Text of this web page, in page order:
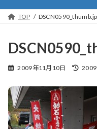
TOP
2009年11月10日
最
日